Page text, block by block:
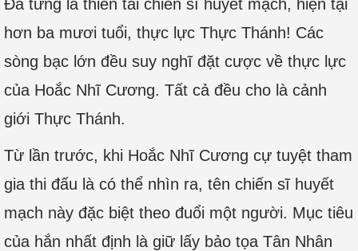
Đã từng là thiên tài chiến sĩ huyết mạch, hiện tại
hơn ba mươi tuổi, thực lực Thực Thánh! Các
sòng bạc lớn đều suy nghĩ đặt cược về thực lực
của Hoắc Nhĩ Cương. Tất cả đều cho là cảnh
giới Thực Thánh.
Từ lần trước, khi Hoắc Nhĩ Cương cự tuyệt tham
gia thi đấu là có thể nhìn ra, tên chiến sĩ huyết
mạch này đặc biệt theo đuổi một người. Mục tiêu
của hắn nhất định là giữ lấy bảo tọa Tân Nhân